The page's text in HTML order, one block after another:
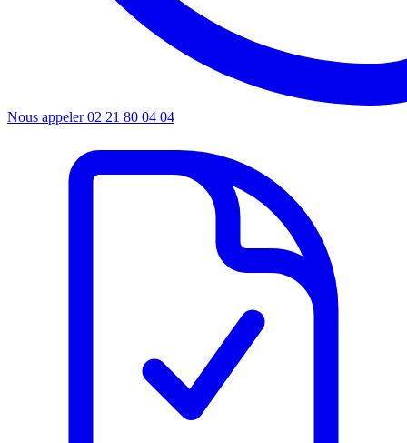
Nous appeler 02 21 80 04 04